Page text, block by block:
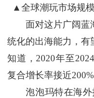
▲全球潮玩市场规
面对这片广阔蓝
统化的出海能力，有
知道，2020年至
复合增长率接近200%
泡泡玛特在海外